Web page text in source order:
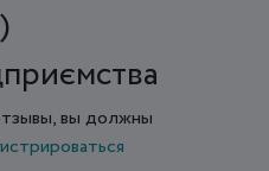
вы должны